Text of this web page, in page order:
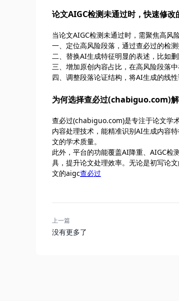
论文AIGC检测未通过时，快速修改
当论文AIGC检测未通过时，需聚焦高风
一、定位高风险段落，通过查必过的检
二、替换AI生成特征明显的表述，比如
三、增加原创内容占比，在高风险段落
四、调整段落论证结构，将AI生成的线
为何选择查必过(chabiguo.com)解
查必过(chabiguo.com)是专注于论文学
内容处理技术，能精准识别AI生成内容
文的学术质量。
此外，平台的功能覆盖AI降重、AIGC检
具，提升论文处理效率。无论是初写论
文的aigc查必过
上一篇
没有更多了